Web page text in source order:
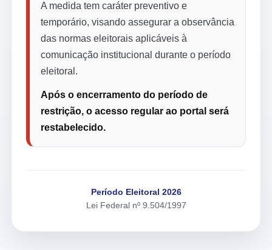
A medida tem caráter preventivo e
temporário, visando assegurar a observância
das normas eleitorais aplicáveis à
comunicação institucional durante o período
eleitoral.
Após o encerramento do período de
restrição, o acesso regular ao portal será
restabelecido.
Período Eleitoral 2026
Lei Federal nº 9.504/1997